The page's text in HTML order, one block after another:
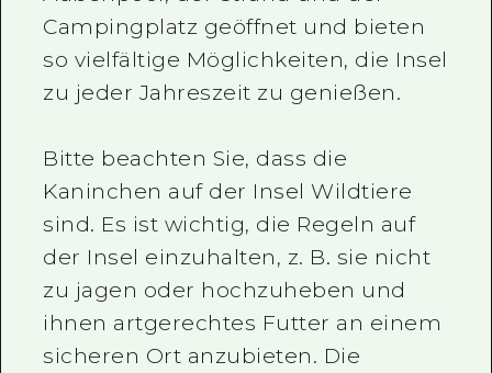
Campingplatz geöffnet und bieten
so vielfältige Möglichkeiten, die Insel
zu jeder Jahreszeit zu genießen.
Bitte beachten Sie, dass die
Kaninchen auf der Insel Wildtiere
sind. Es ist wichtig, die Regeln auf
der Insel einzuhalten, z. B. sie nicht
zu jagen oder hochzuheben und
ihnen artgerechtes Futter an einem
sicheren Ort anzubieten. Die